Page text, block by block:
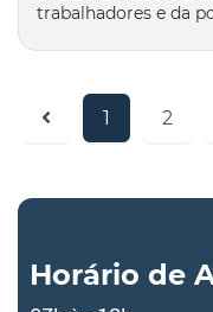
trabalhadores e da
1 2
Horário de